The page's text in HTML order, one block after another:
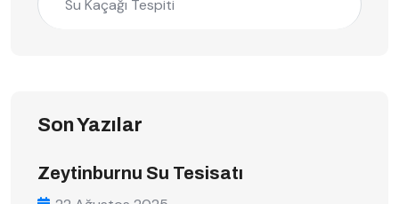
Su Kaçağı Tespiti
Son Yazılar
Zeytinburnu Su Tesisatı